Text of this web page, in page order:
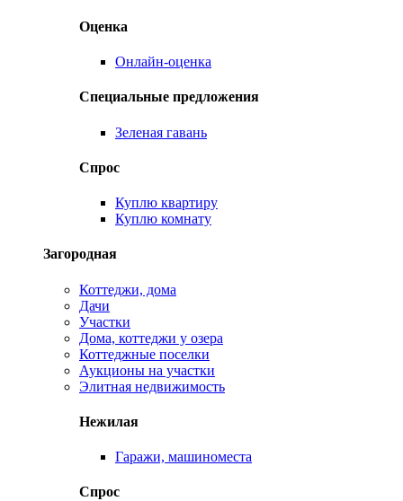
Оценка
Онлайн-оценка
Специальные предложения
Зеленая гавань
Спрос
Куплю квартиру
Куплю комнату
Загородная
Коттеджи, дома
Дачи
Участки
Дома, коттеджи у озера
Коттеджные поселки
Аукционы на участки
Элитная недвижимость
Нежилая
Гаражи, машиноместа
Спрос